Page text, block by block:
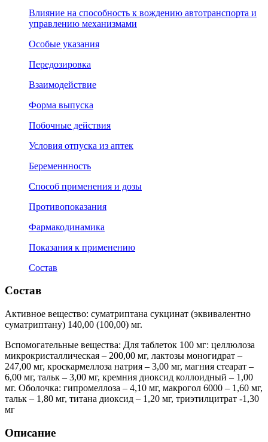
Влияние на способность к вождению автотранспорта и
управлению механизмами
Особые указания
Передозировка
Взаимодействие
Форма выпуска
Побочные действия
Условия отпуска из аптек
Беременнность
Способ применения и дозы
Противопоказания
Фармакодинамика
Показания к применению
Состав
Состав
Активное вещество: суматриптана сукцинат (эквивалентно
суматриптану) 140,00 (100,00) мг.
Вспомогательные вещества: Для таблеток 100 мг: целлюлоза
микрокристаллическая – 200,00 мг, лактозы моногидрат –
247,00 мг, кроскармеллоза натрия – 3,00 мг, магния стеарат –
6,00 мг, тальк – 3,00 мг, кремния диоксид коллоидный – 1,00
мг. Оболочка: гипромеллоза – 4,10 мг, макрогол 6000 – 1,60 мг,
тальк – 1,80 мг, титана диоксид – 1,20 мг, триэтилцитрат -1,30
мг
Описание